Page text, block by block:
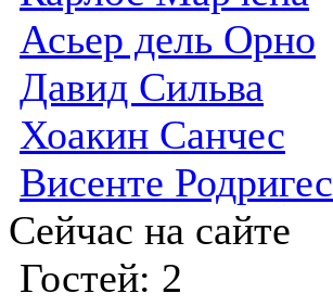
Асьер дель Орно
Давид Сильва
Хоакин Санчес
Висенте Родригес
Сейчас на сайте
Гостей: 2